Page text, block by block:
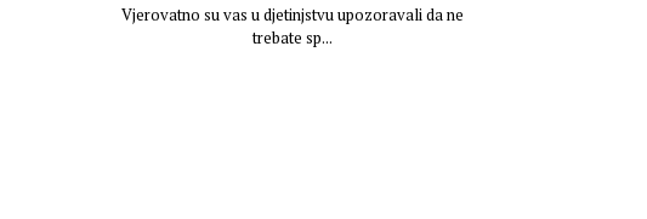
Vjerovatno su vas u djetinjstvu upozoravali da ne
trebate sp...